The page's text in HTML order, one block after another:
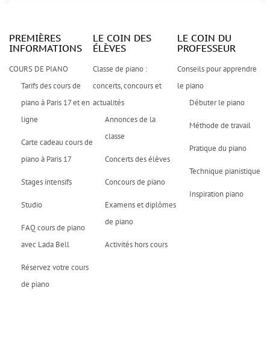
PREMIÈRES
INFORMATIONS
COURS DE PIANO
Tarifs des cours de
piano à Paris 17 et en
ligne
Carte cadeau cours de
piano à Paris 17
Stages intensifs
Studio
FAQ cours de piano
avec Lada Bell
Réservez votre cours
de piano
LE COIN DES
ÉLÈVES
Classe de piano :
concerts, concours et
actualités
Annonces de la
classe
Concerts des élèves
Concours de piano
Examens et diplômes
de piano
Activités hors cours
LE COIN DU
PROFESSEUR
Conseils pour apprendre
le piano
Débuter le piano
Méthode de travail
Pratique du piano
Technique pianistique
Inspiration piano